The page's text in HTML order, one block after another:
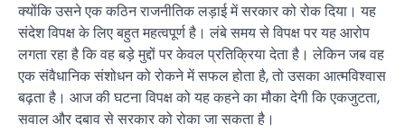
क्योंकि उसने एक कठिन राजनीतिक लड़ाई में सरकार को रोक दिया। यह
संदेश विपक्ष के लिए बहुत महत्वपूर्ण है। लंबे समय से विपक्ष पर यह आरोप
लगता रहा है कि वह बड़े मुद्दों पर केवल प्रतिक्रिया देता है। लेकिन जब वह
एक संवैधानिक संशोधन को रोकने में सफल होता है, तो उसका आत्मविश्वास
बढ़ता है। आज की घटना विपक्ष को यह कहने का मौका देगी कि एकजुटता,
सवाल और दबाव से सरकार को रोका जा सकता है।